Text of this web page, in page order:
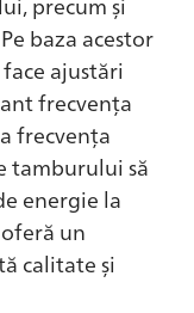
baza acestor
ajustări
frecvența
frecvența
tamburului să
energie la
un
calitate și